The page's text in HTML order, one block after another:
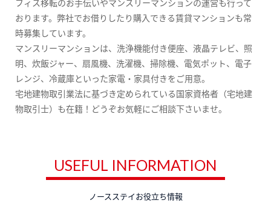
おります。弊社でお借りしたり購入できる賃貸マンションも常
時募集しています。
マンスリーマンションは、洗浄機能付き便座、液晶テレビ、照
明、炊飯ジャー、扇風機、洗濯機、掃除機、電気ポット、電子
レンジ、冷蔵庫といった家電・家具付きをご用意。
宅地建物取引業法に基づき定められている国家資格者（宅地建
物取引士）も在籍！どうぞお気軽にご相談下さいませ。
USEFUL INFORMATION
ノースステイお役立ち情報